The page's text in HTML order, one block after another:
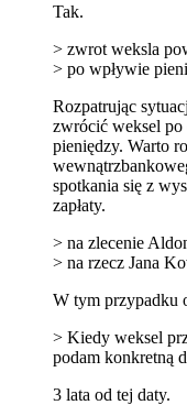
Tak.
> zwrot weksla
> po wpływie
Rozpatrując
zwrócić weksel po
pieniędzy. Warto
spotkania się z
zapłaty.
> na zlecenie
> na rzecz Jana
W tym przypadku
> Kiedy weksel
podam konkretną
3 lata od tej daty.